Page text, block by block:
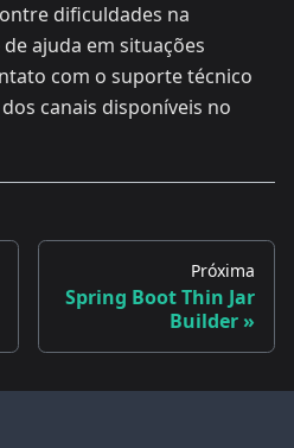
dificuldades na
ajuda em situações
com o suporte técnico
canais disponíveis no
Próxima
Spring Boot Thin Jar
Builder